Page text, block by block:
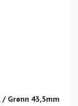
Grønn 43,5mm